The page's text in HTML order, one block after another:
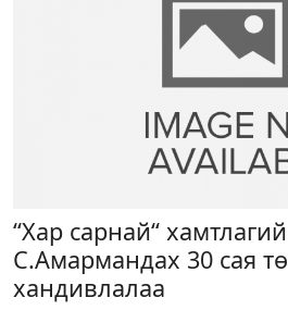
“Хар сарнай“
С.Амармандах 30 сая
хандивлалаа